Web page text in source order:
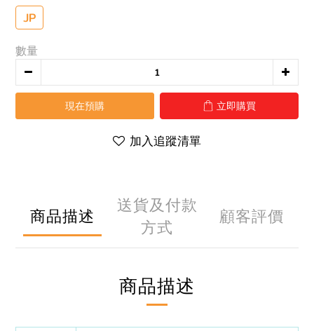
JP
數量
現在預購 立即購買
加入追蹤清單
商品描述
送貨及付款
方式
顧客評價
商品描述